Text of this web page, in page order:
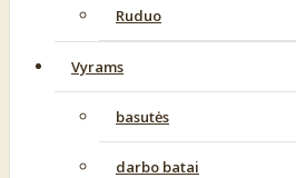
Ruduo
Vyrams
basutės
darbo batai